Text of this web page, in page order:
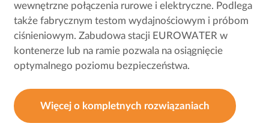
wewnętrzne połączenia rurowe i elektryczne. Podlega
także fabrycznym testom wydajnościowym i próbom
ciśnieniowym. Zabudowa stacji EUROWATER w
kontenerze lub na ramie pozwala na osiągnięcie
optymalnego poziomu bezpieczeństwa.
Więcej o kompletnych rozwiązaniach